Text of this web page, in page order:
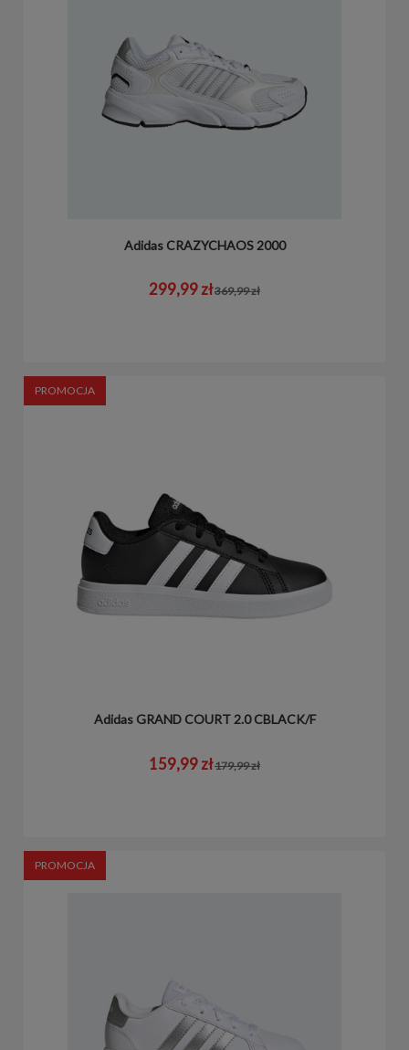
Adidas CRAZYCHAOS 2000
299,99 zł369,99 zł
Adidas GRAND COURT 2.0 CBLACK/F
159,99 zł179,99 zł
PROMOCJA
PROMOCJA